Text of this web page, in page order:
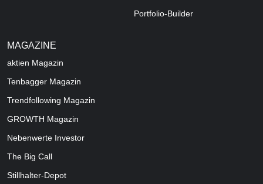
Portfolio-Builder
MAGAZINE
aktien Magazin
Tenbagger Magazin
Trendfollowing Magazin
GROWTH Magazin
Nebenwerte Investor
The Big Call
Stillhalter-Depot